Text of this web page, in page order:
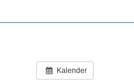
Kalender